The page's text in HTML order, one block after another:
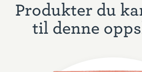
Produkter du
til denne